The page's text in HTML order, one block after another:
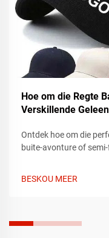
Hoe om die Regte
Verskillende
Ontdek hoe om die
buite-avonture of
BESKOU MEER